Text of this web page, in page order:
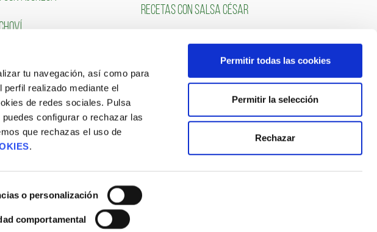
tu navegación, así como para
realizado mediante el
de redes sociales. Pulsa
configurar o rechazar las
que rechazas el uso de
.
o personalización
comportamental
Permitir todas las cookies
Permitir la selección
Rechazar
RECETAS CON SALSA CÉSAR
CON NOSOTROS
de Empleo
NUESTRAS OFERTAS
SÍGUENOS
Site Map|Blog|